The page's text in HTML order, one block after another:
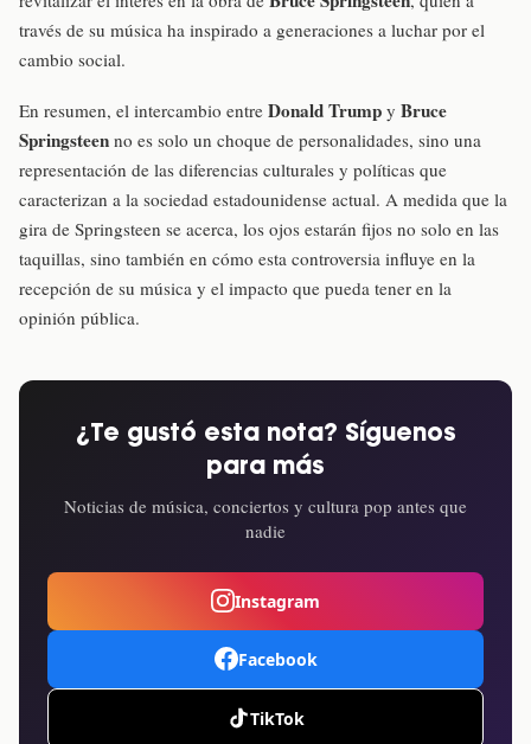
través de su música ha inspirado a generaciones a luchar por el
cambio social.
En resumen, el intercambio entre Donald Trump y Bruce
Springsteen no es solo un choque de personalidades, sino una
representación de las diferencias culturales y políticas que
caracterizan a la sociedad estadounidense actual. A medida que la
gira de Springsteen se acerca, los ojos estarán fijos no solo en las
taquillas, sino también en cómo esta controversia influye en la
recepción de su música y el impacto que pueda tener en la
opinión pública.
¿Te gustó esta nota? Síguenos
para más
Noticias de música, conciertos y cultura pop antes que
nadie
Instagram
Facebook
TikTok